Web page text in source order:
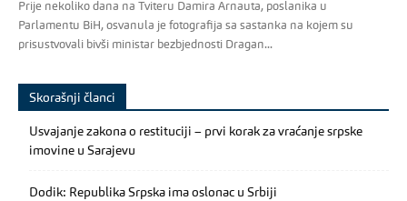
Prije nekoliko dana na Tviteru Damira Arnauta, poslanika u
Parlamentu BiH, osvanula je fotografija sa sastanka na kojem su
prisustvovali bivši ministar bezbjednosti Dragan...
Skorašnji članci
Usvajanje zakona o restituciji – prvi korak za vraćanje srpske
imovine u Sarajevu
Dodik: Republika Srpska ima oslonac u Srbiji